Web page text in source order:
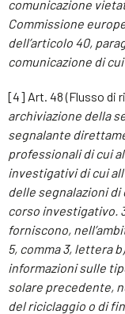
comunicazione
Commissione
dell’articolo 40,
comunicazione di cui
[4] Art. 48 (Flusso di
archiviazione della
segnalante
professionali di cui
investigativi di cui
delle segnalazioni
corso investigativo.
forniscono,
5, comma 3, lettera
informazioni sulle
solare precedente,
del riciclaggio o di